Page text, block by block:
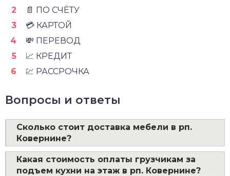
📄 ПО СЧЁТУ
💳 КАРТОЙ
💸 ПЕРЕВОД
📈 КРЕДИТ
💹 РАССРОЧКА
Вопросы и ответы
Сколько стоит доставка мебели в рп.
Ковернине?
Какая стоимость оплаты грузчикам за
подъем кухни на этаж в рп. Ковернине?